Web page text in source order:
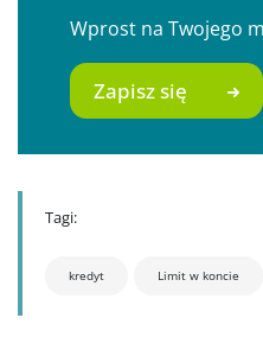
Wprost na Twojego
Zapisz się
Tagi:
kredyt Limit w koncie